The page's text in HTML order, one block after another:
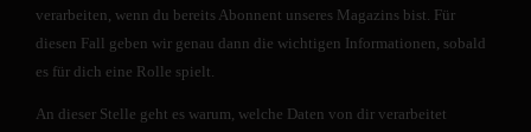
verarbeiten, wenn du bereits Abonnent unseres Magazins bist. Für
diesen Fall geben wir genau dann die wichtigen Informationen, sobald
es für dich eine Rolle spielt.
An dieser Stelle geht es warum, welche Daten von dir verarbeitet